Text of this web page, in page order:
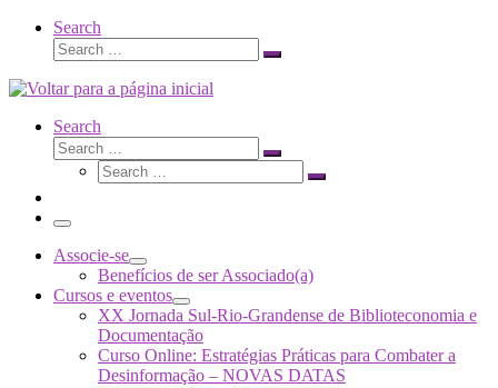
Search
Search
Search
Search
Search
Search
Search
Search
Menu
Associe-se
Benefícios de ser Associado(a)
Cursos e eventos
XX Jornada Sul-Rio-Grandense de Biblioteconomia e
Documentação
Curso Online: Estratégias Práticas para Combater a
Desinformação – NOVAS DATAS